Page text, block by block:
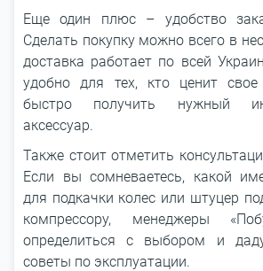
Еще один плюс – удобство
Сделать покупку можно всего в
доставка работает по всей
удобно для тех, кто ценит
быстро получить нужный
аксессуар.
Также стоит отметить
Если вы сомневаетесь, какой
для подкачки колес или штуцер
компрессору, менеджеры
определиться с выбором и
советы по эксплуатации.